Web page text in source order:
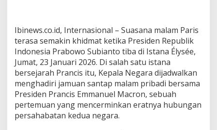
Macron
Ibinews.co.id, Internasional – Suasana malam Paris
terasa semakin khidmat ketika Presiden Republik
Indonesia Prabowo Subianto tiba di Istana Élysée,
Jumat, 23 Januari 2026. Di salah satu istana
bersejarah Prancis itu, Kepala Negara dijadwalkan
menghadiri jamuan santap malam pribadi bersama
Presiden Prancis Emmanuel Macron, sebuah
pertemuan yang mencerminkan eratnya hubungan
persahabatan kedua negara.